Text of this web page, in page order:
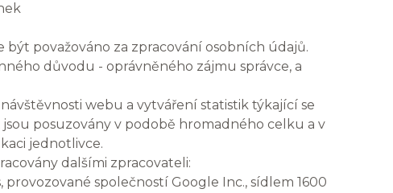
považováno za zpracování osobních údajů.
důvodu - oprávněného zájmu správce, a
webu a vytváření statistik týkající se
posuzovány v podobě hromadného celku a v
jednotlivce.
dalšími zpracovateli:
společností Google Inc., sídlem 1600